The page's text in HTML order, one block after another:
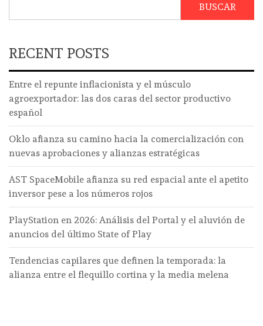
BUSCAR
RECENT POSTS
Entre el repunte inflacionista y el músculo
agroexportador: las dos caras del sector productivo
español
Oklo afianza su camino hacia la comercialización con
nuevas aprobaciones y alianzas estratégicas
AST SpaceMobile afianza su red espacial ante el apetito
inversor pese a los números rojos
PlayStation en 2026: Análisis del Portal y el aluvión de
anuncios del último State of Play
Tendencias capilares que definen la temporada: la
alianza entre el flequillo cortina y la media melena